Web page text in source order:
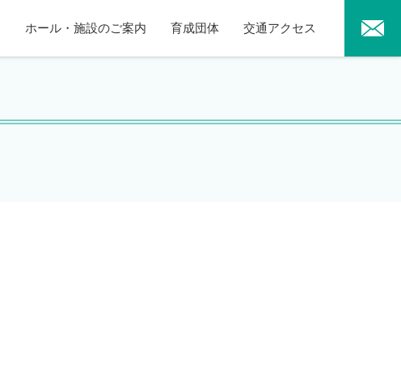
ホール・施設のご案内 育成団体 交通アクセス